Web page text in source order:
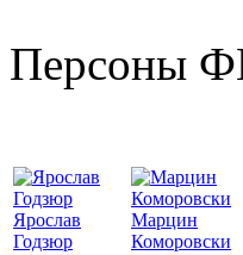
Персоны
Ярослав
Годзюр
Марцин
Коморовски